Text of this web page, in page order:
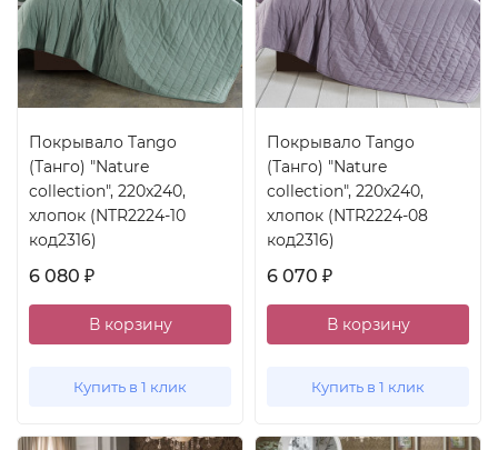
Покрывало Tango
(Танго) "Nature
collection", 220x240,
хлопок (NTR2224-10
код2316)
6 080 ₽
В корзину
Купить в 1 клик
Покрывало Tango
(Танго) "Nature
collection", 220x240,
хлопок (NTR2224-08
код2316)
6 070 ₽
В корзину
Купить в 1 клик